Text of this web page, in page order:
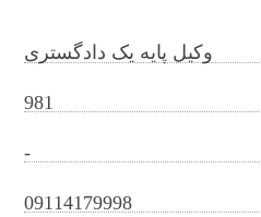
وکیل پایه یک دادگستری
981
-
09114179998